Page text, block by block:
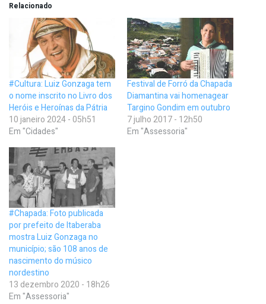
Relacionado
#Cultura: Luiz Gonzaga tem
o nome inscrito no Livro dos
Heróis e Heroínas da Pátria
10 janeiro 2024 - 05h51
Em "Cidades"
Festival de Forró da Chapada
Diamantina vai homenagear
Targino Gondim em outubro
7 julho 2017 - 12h50
Em "Assessoria"
#Chapada: Foto publicada
por prefeito de Itaberaba
mostra Luiz Gonzaga no
município; são 108 anos de
nascimento do músico
nordestino
13 dezembro 2020 - 18h26
Em "Assessoria"